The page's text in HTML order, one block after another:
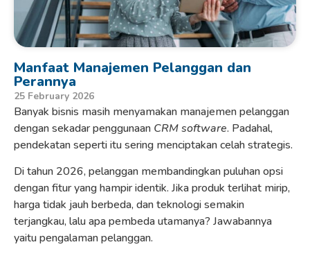
Manfaat Manajemen Pelanggan dan
Perannya
25 February 2026
Banyak bisnis masih menyamakan manajemen pelanggan
dengan sekadar penggunaan CRM software. Padahal,
pendekatan seperti itu sering menciptakan celah strategis.
Di tahun 2026, pelanggan membandingkan puluhan opsi
dengan fitur yang hampir identik. Jika produk terlihat mirip,
harga tidak jauh berbeda, dan teknologi semakin
terjangkau, lalu apa pembeda utamanya? Jawabannya
yaitu pengalaman pelanggan.